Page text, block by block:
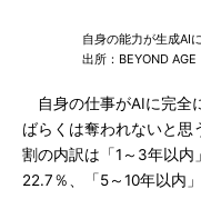
自身の能力が生成AI
出所：BEYOND AGE
自身の仕事がAIに完全
ばらくは奪われないと
割の内訳は「1～3年以
22.7％、「5～10年以内